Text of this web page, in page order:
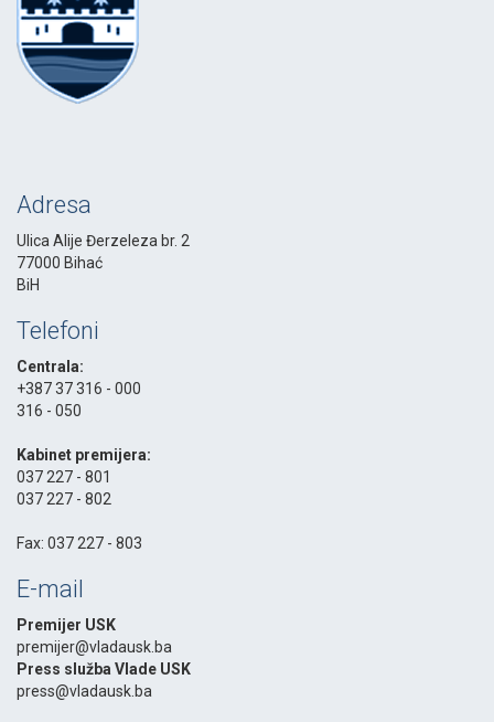
Adresa
Ulica Alije Đerzeleza br. 2
77000 Bihać
BiH
Telefoni
Centrala:
+387 37 316 - 000
316 - 050
Kabinet premijera:
037 227 - 801
037 227 - 802
Fax: 037 227 - 803
E-mail
Premijer USK
premijer@vladausk.ba
Press služba Vlade USK
press@vladausk.ba